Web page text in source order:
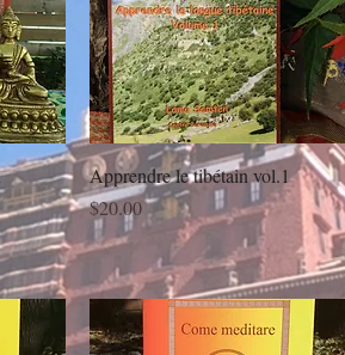
Quick View
Apprendre le tibétain vol.1
Price
$20.00